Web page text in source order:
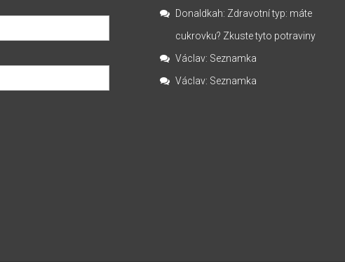
Donaldkah: Zdravotní typ: máte
cukrovku? Zkuste tyto potraviny
Václav: Seznamka
Václav: Seznamka